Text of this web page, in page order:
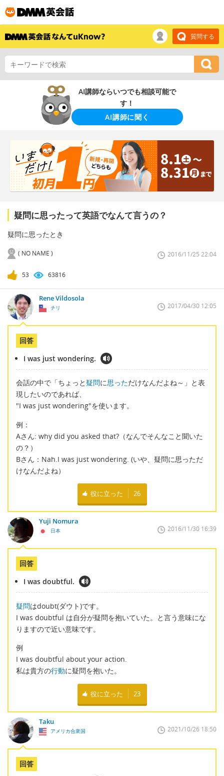
質問する
AI講師ならいつでも相談可能で
す！
AI講師に聞く
疑問に思ったって英語でなんて言うの？
疑問に思ったとき
( NO NAME ) 2016/11/25 22:04
53 63816
Rene Vildosola
チリ 2017/04/30 12:05
回答
I was just wondering.
会話の中で「ちょっと 疑問に思っただけなんだよね～」と表
現したいのであれば、
"I was just wondering"を使います。
例：
Aさん: why did you asked that?（なんでそんなこと聞いた
の？）
Bさん：Nah.I was just wondering. (いや、疑問に思っただ
けなんだよね）
役に立った 26
Yuji Nomura
日本 2016/11/30 16:39
回答
I was doubtful.
疑問はdoubt(ダウト)です。
I was doubtful は自分が疑問を抱いていた。と言う意味にな
りますので近い意味です。
例
I was doubtful about your action.
私は貴方の行動に疑問を抱いた。
役に立った 23
Taku
アメリカ合衆国 2021/10/26 18:50
回答